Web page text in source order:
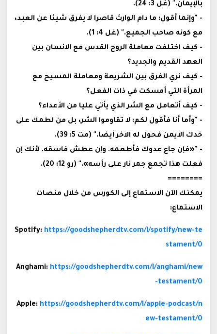
بالإيمان." (غل 3: 24).
- "وإنما أقول: ما دام الوارث قاصرا لا يفرق شيئا عن العبد،
مع كونه صاحب الجميع." (غل 4: 1).
- كيف اختلفت معاملة الروح القدس مع الانسان بين
العهد القديم والجديد؟
- كيف نري الفرق بين الشريعة ومعاملة المسيح مع
المرأة التي أمسكت في ذات الفعل؟
- كيف أتعامل مع الشر الذي يأتي عليا من الأعداء؟
- "وأما أنا فأقول لكم: لا تقاوموا الشر، بل من لطمك على
خدك الأيمن فحول له الآخر أيضا." (مت 5: 39).
- "«فإن جاع عدوك فأطعمه. وإن عطش فاسقه. لأنك إن
فعلت هذا تجمع جمر نار على رأسه»." (رو 12: 20).
========
يمكنك الآن الاستماع إلى الكورس من خلال منصات
الاستماع:
Spotify: https://goodshepherdtv.com/l/spotify/new-te
stament/0
Anghami: https://goodshepherdtv.com/l/anghami/new
-testament/0
Apple: https://goodshepherdtv.com/l/apple-podcast/n
ew-testament/0